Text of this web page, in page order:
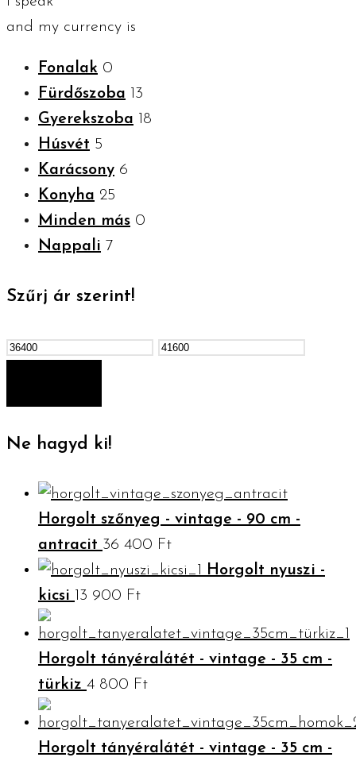
and my currency is
Fonalak 0
Fürdőszoba 13
Gyerekszoba 18
Húsvét 5
Karácsony 6
Konyha 25
Minden más 0
Nappali 7
Szűrj ár szerint!
Min
Max
Ne hagyd ki!
Horgolt szőnyeg - vintage - 90 cm -
antracit 36 400 Ft
Horgolt nyuszi -
kicsi 13 900 Ft
Horgolt tányéralátét - vintage - 35 cm -
türkiz 4 800 Ft
Horgolt tányéralátét - vintage - 35 cm -